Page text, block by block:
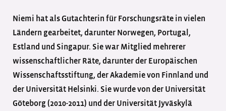
Niemi hat als Gutachterin für Forschungsräte in vielen
Ländern gearbeitet, darunter Norwegen, Portugal,
Estland und Singapur. Sie war Mitglied mehrerer
wissenschaftlicher Räte, darunter der Europäischen
Wissenschaftsstiftung, der Akademie von Finnland und
der Universität Helsinki. Sie wurde von der Universität
Göteborg (2010-2011) und der Universität Jyväskylä